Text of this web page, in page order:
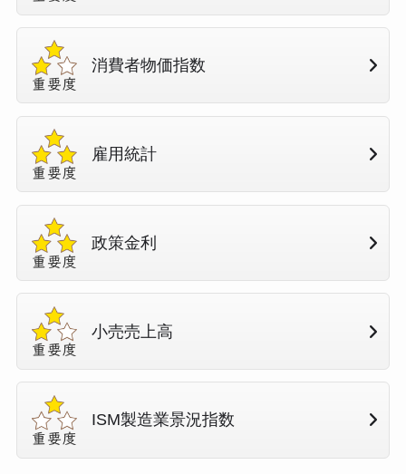
消費者物価指数
雇用統計
政策金利
小売売上高
ISM製造業景況指数